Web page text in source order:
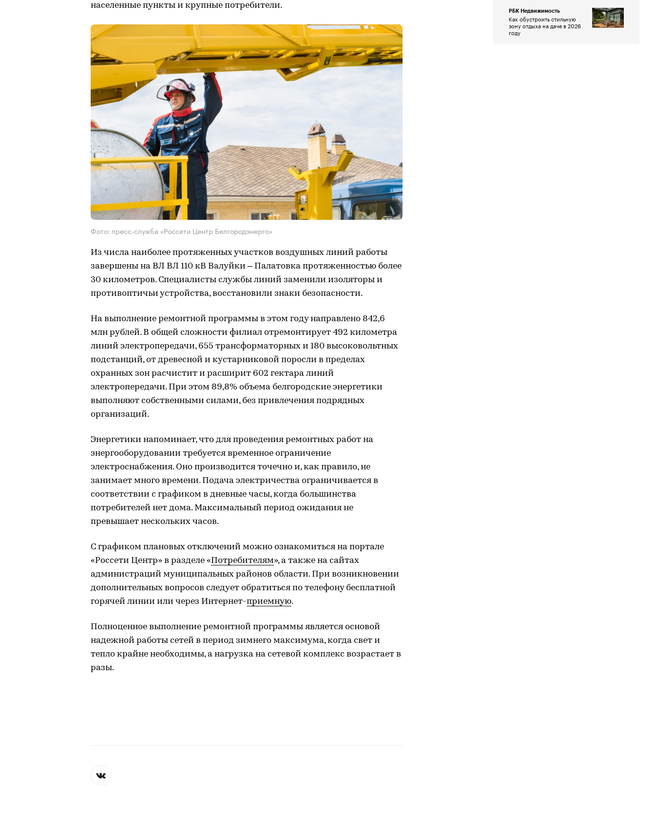
населенные пункты и крупные потребители.
Фото: пресс-служба «Россети Центр Белгородэнерго»
Из числа наиболее протяженных участков воздушных линий работы
завершены на ВЛ ВЛ 110 кВ Валуйки – Палатовка протяженностью более
30 километров. Специалисты службы линий заменили изоляторы и
противоптичьи устройства, восстановили знаки безопасности.
На выполнение ремонтной программы в этом году направлено 842,6
млн рублей. В общей сложности филиал отремонтирует 492 километра
линий электропередачи, 655 трансформаторных и 180 высоковольтных
подстанций, от древесной и кустарниковой поросли в пределах
охранных зон расчистит и расширит 602 гектара линий
электропередачи. При этом 89,8% объема белгородские энергетики
выполняют собственными силами, без привлечения подрядных
организаций.
Энергетики напоминает, что для проведения ремонтных работ на
энергооборудовании требуется временное ограничение
электроснабжения. Оно производится точечно и, как правило, не
занимает много времени. Подача электричества ограничивается в
соответствии с графиком в дневные часы, когда большинства
потребителей нет дома. Максимальный период ожидания не
превышает нескольких часов.
С графиком плановых отключений можно ознакомиться на портале
«Россети Центр» в разделе «Потребителям», а также на сайтах
администраций муниципальных районов области. При возникновении
дополнительных вопросов следует обратиться по телефону бесплатной
горячей линии или через Интернет-приемную.
Полноценное выполнение ремонтной программы является основой
надежной работы сетей в период зимнего максимума, когда свет и
тепло крайне необходимы, а нагрузка на сетевой комплекс возрастает в
разы.
РБК Недвижимость
Как обустроить стильную
зону отдыха на даче в 2026
году